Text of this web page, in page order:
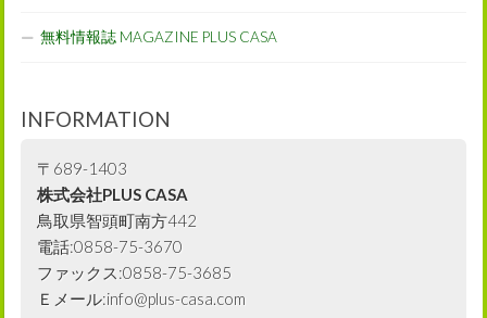
無料情報誌 MAGAZINE PLUS CASA
INFORMATION
〒689-1403
株式会社PLUS CASA
鳥取県智頭町南方442
電話:0858-75-3670
ファックス:0858-75-3685
Ｅメール:info@plus-casa.com